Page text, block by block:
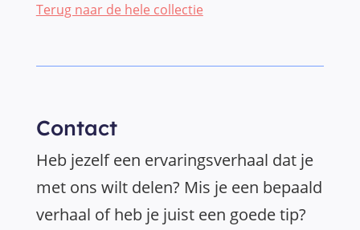
Terug naar de hele collectie
Contact
Heb jezelf een ervaringsverhaal dat je
met ons wilt delen? Mis je een bepaald
verhaal of heb je juist een goede tip?